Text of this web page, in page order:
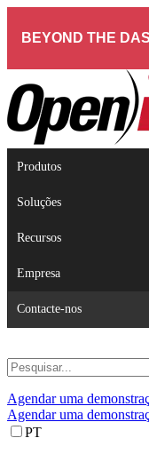
Produtos
Soluções
Recursos
Empresa
Contacte-nos
Agendar uma
Agendar uma
PT